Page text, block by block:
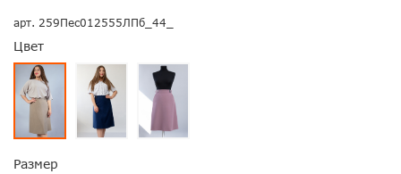
арт. 259Пес012555ЛПб_44_
Цвет
Размер